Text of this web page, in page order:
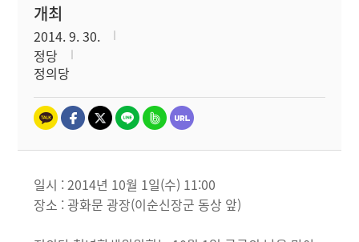
개최
2014. 9. 30.
정당
정의당
일시 : 2014년 10월 1일(수) 11:00
장소 : 광화문 광장(이순신장군 동상 앞)